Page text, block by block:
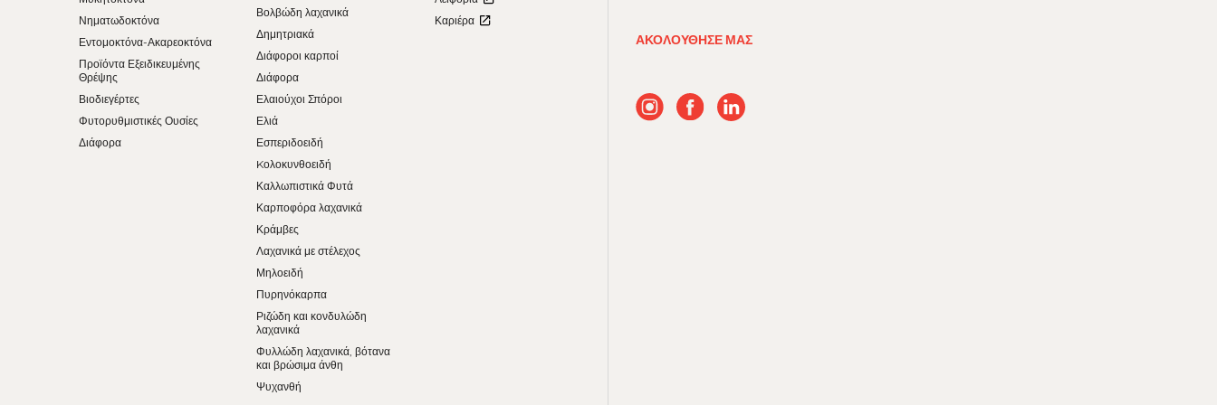
Νηματωδοκτόνα
Εντομοκτόνα-Ακαρεοκτόνα
Προϊόντα Εξειδικευμένης
Θρέψης
Βιοδιεγέρτες
Φυτορυθμιστικές Ουσίες
Διάφορα
Βολβώδη λαχανικά
Δημητριακά
Διάφοροι καρποί
Διάφορα
Ελαιούχοι Σπόροι
Ελιά
Εσπεριδοειδή
Kολοκυνθοειδή
Καλλωπιστικά Φυτά
Καρποφόρα λαχανικά
Κράμβες
Λαχανικά με στέλεχος
Μηλοειδή
Πυρηνόκαρπα
Ριζώδη και κονδυλώδη
λαχανικά
Φυλλώδη λαχανικά, βότανα
και βρώσιμα άνθη
Ψυχανθή
Καριέρα
ΑΚΟΛΟΥΘΗΣΕ ΜΑΣ